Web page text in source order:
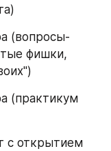
(вопросы-
фишки,
(практикум
с открытием